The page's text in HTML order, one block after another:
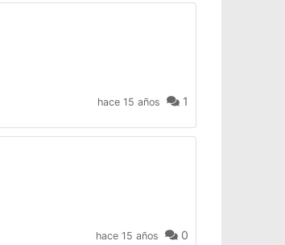
hace 15 años 1
hace 15 años 0